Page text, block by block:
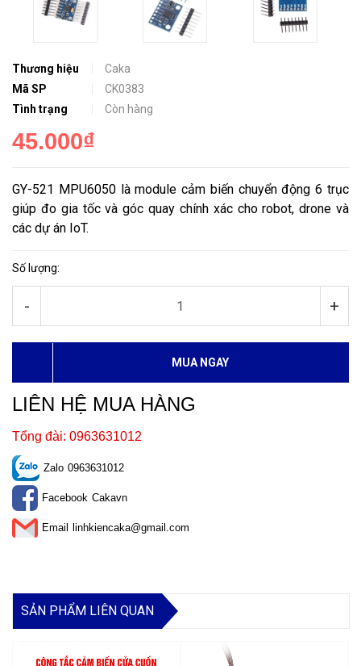
Thương hiệu
Caka
Mã SP
CK0383
Tình trạng
Còn hàng
45.000₫
GY-521 MPU6050 là module cảm biến chuyển động 6 trục
giúp đo gia tốc và góc quay chính xác cho robot, drone và
các dự án IoT.
Số lượng:
- +
MUA NGAY
LIÊN HỆ MUA HÀNG
Tổng đài: 0963631012
Zalo 0963631012
Facebook Cakavn
Email linhkiencaka@gmail.com
SẢN PHẨM LIÊN QUAN